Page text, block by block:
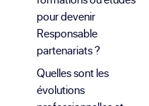
pour devenir
Responsable
partenariats ?
Quelles sont les
évolutions